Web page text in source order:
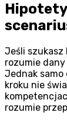
Jeśli szukasz
rozumie
Jednak samo
kroku nie
rozumie